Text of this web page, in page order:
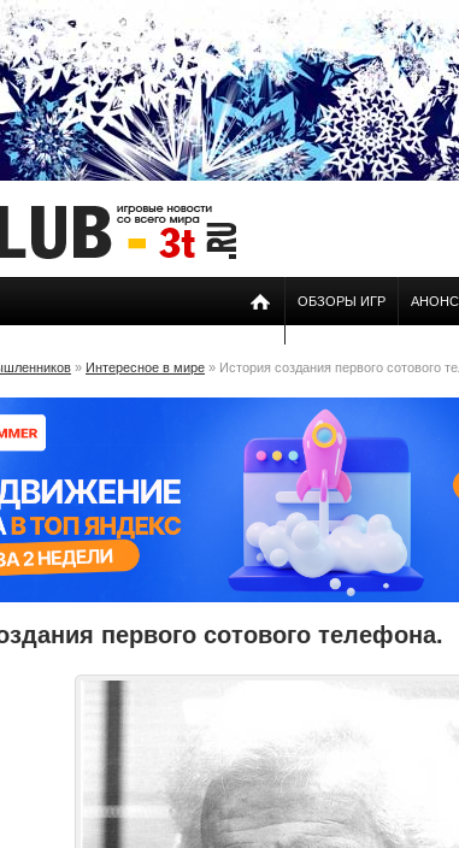
ОБЗОРЫ ИГР
» Интересное в мире » История создания первого сотового
первого сотового телефона.